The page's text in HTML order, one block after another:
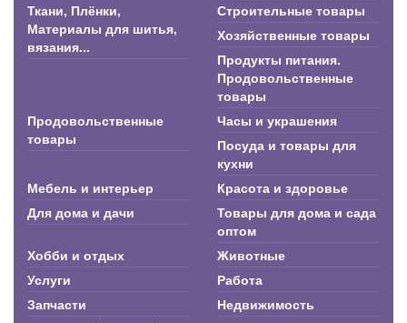
Ткани, Плёнки,
Материалы для шитья,
вязания...
Строительные товары
Хозяйственные товары
Продукты питания.
Продовольственные
товары
Продовольственные
товары
Часы и украшения
Посуда и товары для
кухни
Мебель и интерьер
Красота и здоровье
Для дома и дачи
Товары для дома и сада
оптом
Хобби и отдых
Животные
Услуги
Работа
Запчасти
Недвижимость